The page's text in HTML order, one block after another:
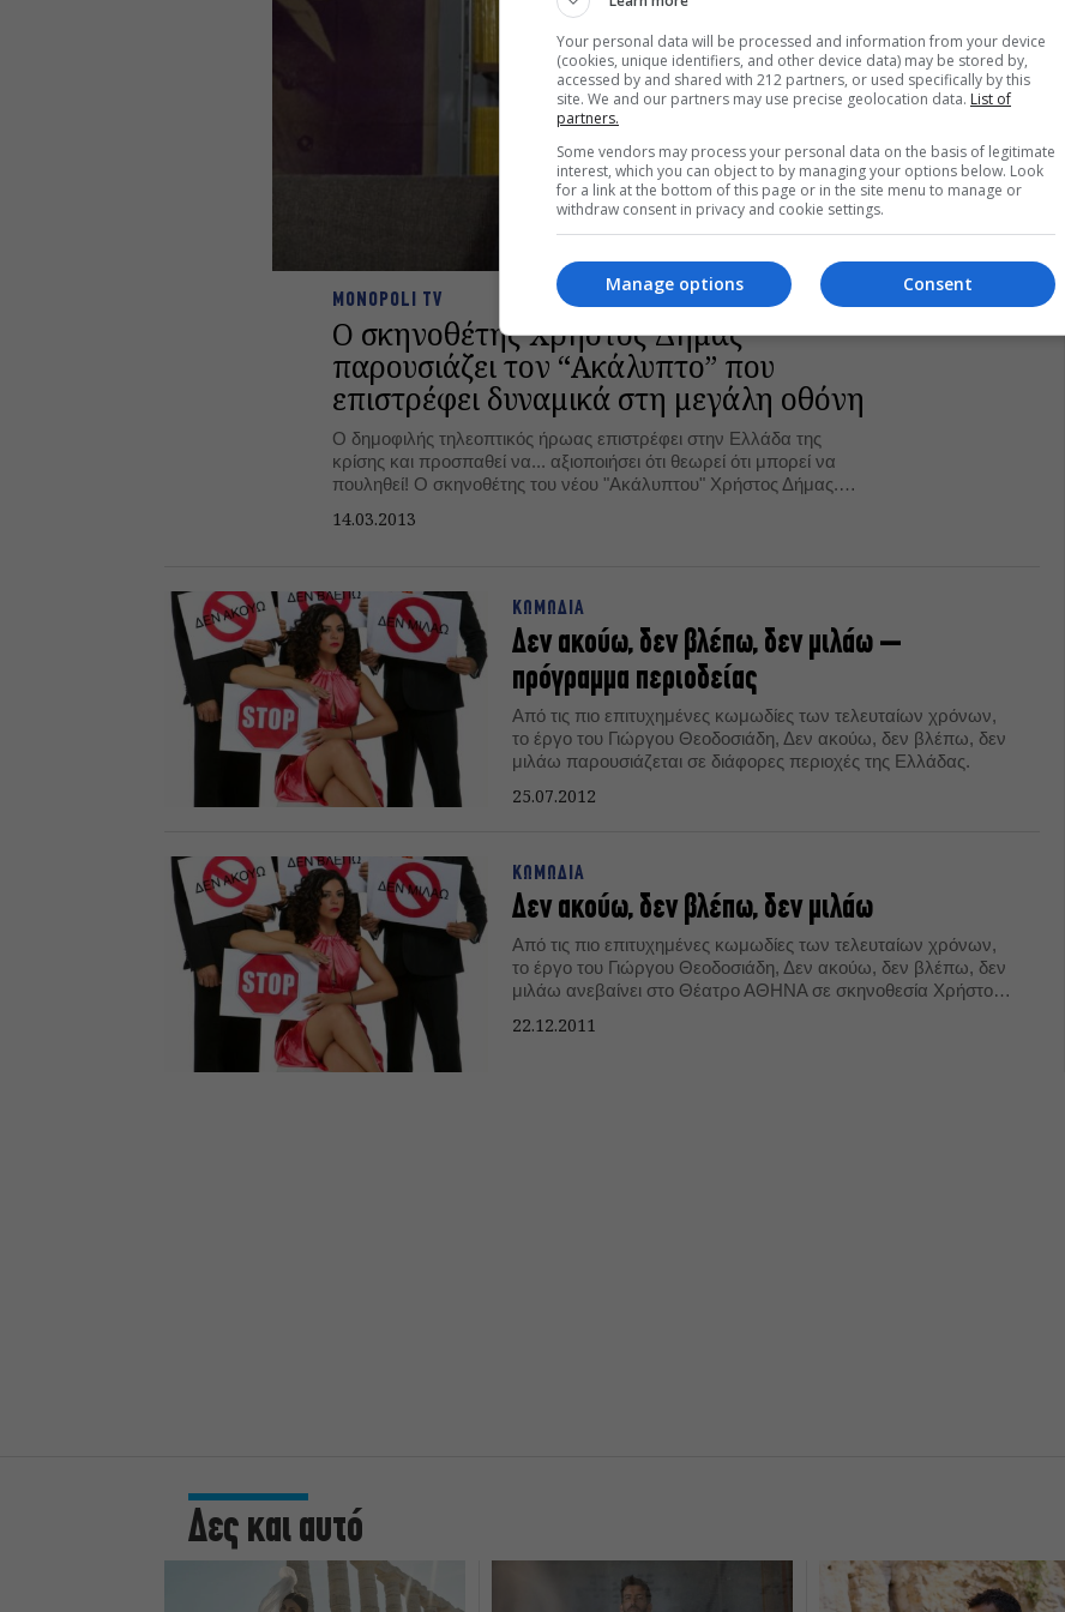
MONOPOLI TV
O σκηνοθέτης Xρήστος Δήμας
παρουσιάζει τον “Ακάλυπτο” που
επιστρέφει δυναμικά στη μεγάλη οθόνη
Ο δημοφιλής τηλεοπτικός ήρωας επιστρέφει στην Ελλάδα της
κρίσης και προσπαθεί να... αξιοποιήσει ότι θεωρεί ότι μπορεί να
πουληθεί! Ο σκηνοθέτης του νέου "Ακάλυπτου" Χρήστος Δήμας.
συμπαθητικού "λαμόγιου" που πέρασε από την ελληνική
14.03.2013
ΚΩΜΩΔΙΑ
Δεν ακούω, δεν βλέπω, δεν μιλάω –
πρόγραμμα περιοδείας
Από τις πιο επιτυχημένες κωμωδίες των τελευταίων χρόνων,
το έργο του Γιώργου Θεοδοσιάδη, Δεν ακούω, δεν βλέπω, δεν
μιλάω παρουσιάζεται σε διάφορες περιοχές της Ελλάδας.
25.07.2012
ΚΩΜΩΔΙΑ
Δεν ακούω, δεν βλέπω, δεν μιλάω
Από τις πιο επιτυχημένες κωμωδίες των τελευταίων χρόνων,
το έργο του Γιώργου Θεοδοσιάδη, Δεν ακούω, δεν βλέπω, δεν
μιλάω ανεβαίνει στο Θέατρο ΑΘΗΝΑ σε σκηνοθεσία Χρήστου
22.12.2011
Δες και αυτό
Your personal data will be processed and information from your device
(cookies, unique identifiers, and other device data) may be stored by,
accessed by and shared with 212 partners, or used specifically by this
site. We and our partners may use precise geolocation data. List of
partners.
Some vendors may process your personal data on the basis of legitimate
interest, which you can object to by managing your options below. Look
for a link at the bottom of this page or in the site menu to manage or
withdraw consent in privacy and cookie settings.
Consent
Manage options